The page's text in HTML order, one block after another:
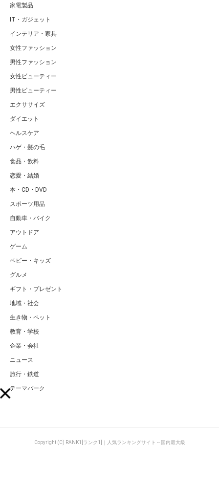
家電製品
IT・ガジェット
インテリア・家具
女性ファッション
男性ファッション
女性ビューティー
男性ビューティー
エクササイズ
ダイエット
ヘルスケア
ハゲ・髪の毛
食品・飲料
恋愛・結婚
本・CD・DVD
スポーツ用品
自動車・バイク
アウトドア
ゲーム
ベビー・キッズ
グルメ
ギフト・プレゼント
地域・社会
生き物・ペット
教育・学校
企業・会社
ニュース
旅行・鉄道
テーマパーク
Copyright (C) RANK1[ランク1]｜人気ランキングサイト～国内最大級